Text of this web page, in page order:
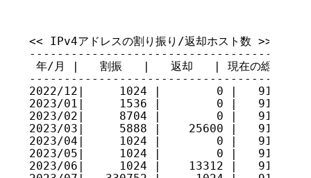
<< IPv4アドレスの割り振り/返却ホスト数 >>
年/月 |   割振   |   返却   | 現在の総量
2022/12|     1024 |        0 |
2023/01|     1536 |        0 |
2023/02|     8704 |        0 |
2023/03|     5888 |    25600 |
2023/04|     1024 |        0 |
2023/05|     1024 |        0 |
2023/06|     1024 |    13312 |